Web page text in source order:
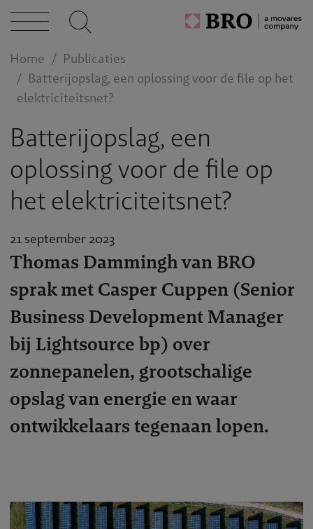
Home
Publicaties
Batterijopslag, een oplossing voor de file op het
elektriciteitsnet?
Batterijopslag, een
oplossing voor de file op
het elektriciteitsnet?
21 september 2023
Thomas Dammingh van BRO
sprak met Casper Cuppen (Senior
Business Development Manager
bij Lightsource bp) over
zonnepanelen, grootschalige
opslag van energie en waar
ontwikkelaars tegenaan lopen.